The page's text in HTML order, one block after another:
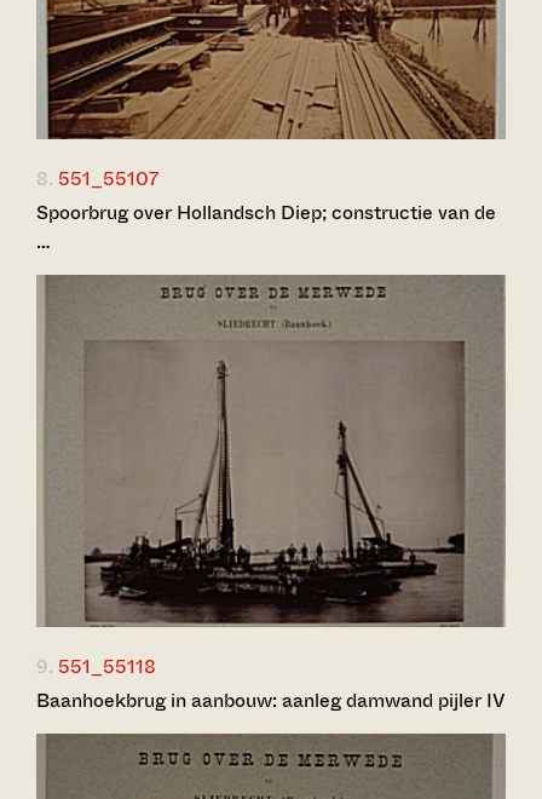
8. 551_55107
Spoorbrug over Hollandsch Diep; constructie van de
…
9. 551_55118
Baanhoekbrug in aanbouw: aanleg damwand pijler IV